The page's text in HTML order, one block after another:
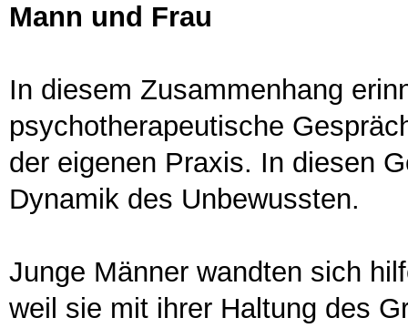
Mann und Frau
In diesem Zusammenhang
psychotherapeutische
der eigenen Praxis. In diesen
Dynamik des Unbewussten.
Junge Männer wandten sich
weil sie mit ihrer Haltung des